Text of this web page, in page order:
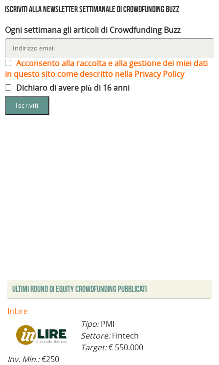
Iscriviti alla Newsletter settimanale di Crowdfunding Buzz
Ogni settimana gli articoli di Crowdfunding Buzz
Acconsento alla raccolta e alla gestione dei miei dati
in questo sito come descritto nella Privacy Policy
Dichiaro di avere più di 16 anni
Ultimi Round di Equity Crowdfunding Pubblicati
InLire
Tipo:PMI
Settore:Fintech
Target:€ 550.000
Inv. Min.:€250